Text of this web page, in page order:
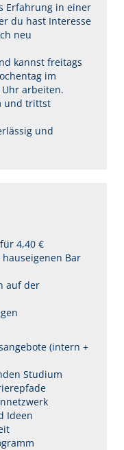
Erfahrung in einer
du hast Interesse
neu
kannst freitags
im
arbeiten.
und trittst
und
4,40 €
Bar
auf der
(intern +
Studium
Ideen